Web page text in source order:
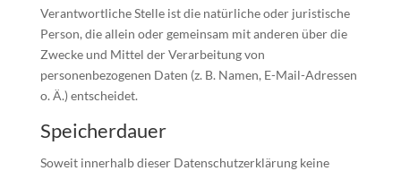
Verantwortliche Stelle ist die natürliche oder juristische
Person, die allein oder gemeinsam mit anderen über die
Zwecke und Mittel der Verarbeitung von
personenbezogenen Daten (z. B. Namen, E-Mail-Adressen
o. Ä.) entscheidet.
Speicherdauer
Soweit innerhalb dieser Datenschutzerklärung keine